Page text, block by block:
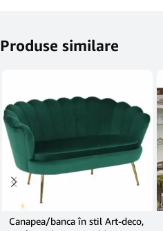
Produse similare
Canapea/banca în stil Art-deco,